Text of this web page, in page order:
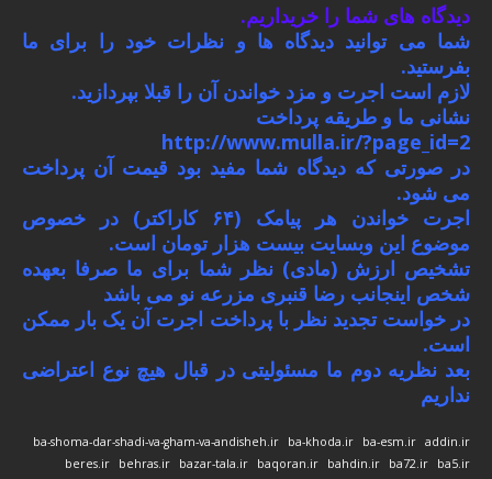
دیدگاه های شما را خریداریم.
شما می توانید دیدگاه ها و نظرات خود را برای ما
بفرستید.
لازم است اجرت و مزد خواندن آن را قبلا بپردازید.
نشانی ما و طریقه پرداخت
http://www.mulla.ir/?page_id=2
در صورتی که دیدگاه شما مفید بود قیمت آن پرداخت
می شود.
اجرت خواندن هر پیامک (۶۴ کاراکتر) در خصوص
موضوع این وبسایت بیست هزار تومان است.
تشخیص ارزش (مادی) نظر شما برای ما صرفا بعهده
شخص اینجانب رضا قنبری مزرعه نو می باشد
در خواست تجدید نظر با پرداخت اجرت آن یک بار ممکن
است.
بعد نظریه دوم ما مسئولیتی در قبال هیچ نوع اعتراضی
نداریم
addin.ir
ba-esm.ir
ba-khoda.ir
ba-shoma-dar-shadi-va-gham-va-andisheh.ir
ba5.ir
ba72.ir
bahdin.ir
baqoran.ir
bazar-tala.ir
behras.ir
beres.ir